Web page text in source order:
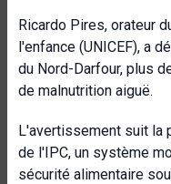
Ricardo Pires, orateur
l'enfance (UNICEF), a
du Nord-Darfour, plus
de malnutrition aiguë.
L'avertissement suit la
de l'IPC, un système
sécurité alimentaire